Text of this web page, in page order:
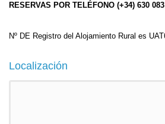
RESERVAS POR TELÉFONO (+34) 630
Nº DE Registro del Alojamiento Rural es
Localización